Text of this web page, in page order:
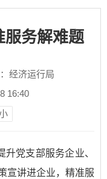
服务解难题
经济运行局
16:40
党支部服务企业、
宣讲进企业，精准服